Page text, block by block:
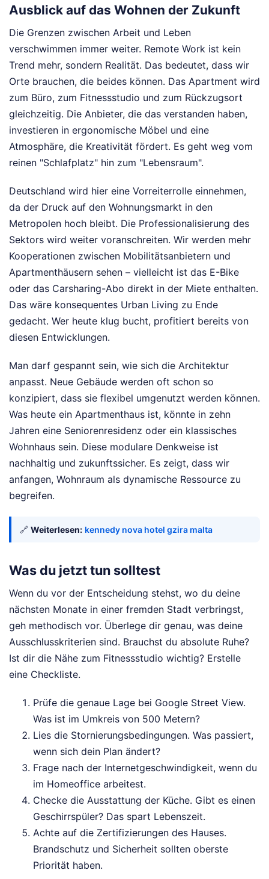
Ausblick auf das Wohnen der Zukunft
Die Grenzen zwischen Arbeit und Leben
verschwimmen immer weiter. Remote Work ist kein
Trend mehr, sondern Realität. Das bedeutet, dass wir
Orte brauchen, die beides können. Das Apartment wird
zum Büro, zum Fitnessstudio und zum Rückzugsort
gleichzeitig. Die Anbieter, die das verstanden haben,
investieren in ergonomische Möbel und eine
Atmosphäre, die Kreativität fördert. Es geht weg vom
reinen "Schlafplatz" hin zum "Lebensraum".
Deutschland wird hier eine Vorreiterrolle einnehmen,
da der Druck auf den Wohnungsmarkt in den
Metropolen hoch bleibt. Die Professionalisierung des
Sektors wird weiter voranschreiten. Wir werden mehr
Kooperationen zwischen Mobilitätsanbietern und
Apartmenthäusern sehen – vielleicht ist das E-Bike
oder das Carsharing-Abo direkt in der Miete enthalten.
Das wäre konsequentes Urban Living zu Ende
gedacht. Wer heute klug bucht, profitiert bereits von
diesen Entwicklungen.
Man darf gespannt sein, wie sich die Architektur
anpasst. Neue Gebäude werden oft schon so
konzipiert, dass sie flexibel umgenutzt werden können.
Was heute ein Apartmenthaus ist, könnte in zehn
Jahren eine Seniorenresidenz oder ein klassisches
Wohnhaus sein. Diese modulare Denkweise ist
nachhaltig und zukunftssicher. Es zeigt, dass wir
anfangen, Wohnraum als dynamische Ressource zu
begreifen.
🔗 Weiterlesen: kennedy nova hotel gzira malta
Was du jetzt tun solltest
Wenn du vor der Entscheidung stehst, wo du deine
nächsten Monate in einer fremden Stadt verbringst,
geh methodisch vor. Überlege dir genau, was deine
Ausschlusskriterien sind. Brauchst du absolute Ruhe?
Ist dir die Nähe zum Fitnessstudio wichtig? Erstelle
eine Checkliste.
Prüfe die genaue Lage bei Google Street View.
Was ist im Umkreis von 500 Metern?
Lies die Stornierungsbedingungen. Was passiert,
wenn sich dein Plan ändert?
Frage nach der Internetgeschwindigkeit, wenn du
im Homeoffice arbeitest.
Checke die Ausstattung der Küche. Gibt es einen
Geschirrspüler? Das spart Lebenszeit.
Achte auf die Zertifizierungen des Hauses.
Brandschutz und Sicherheit sollten oberste
Priorität haben.